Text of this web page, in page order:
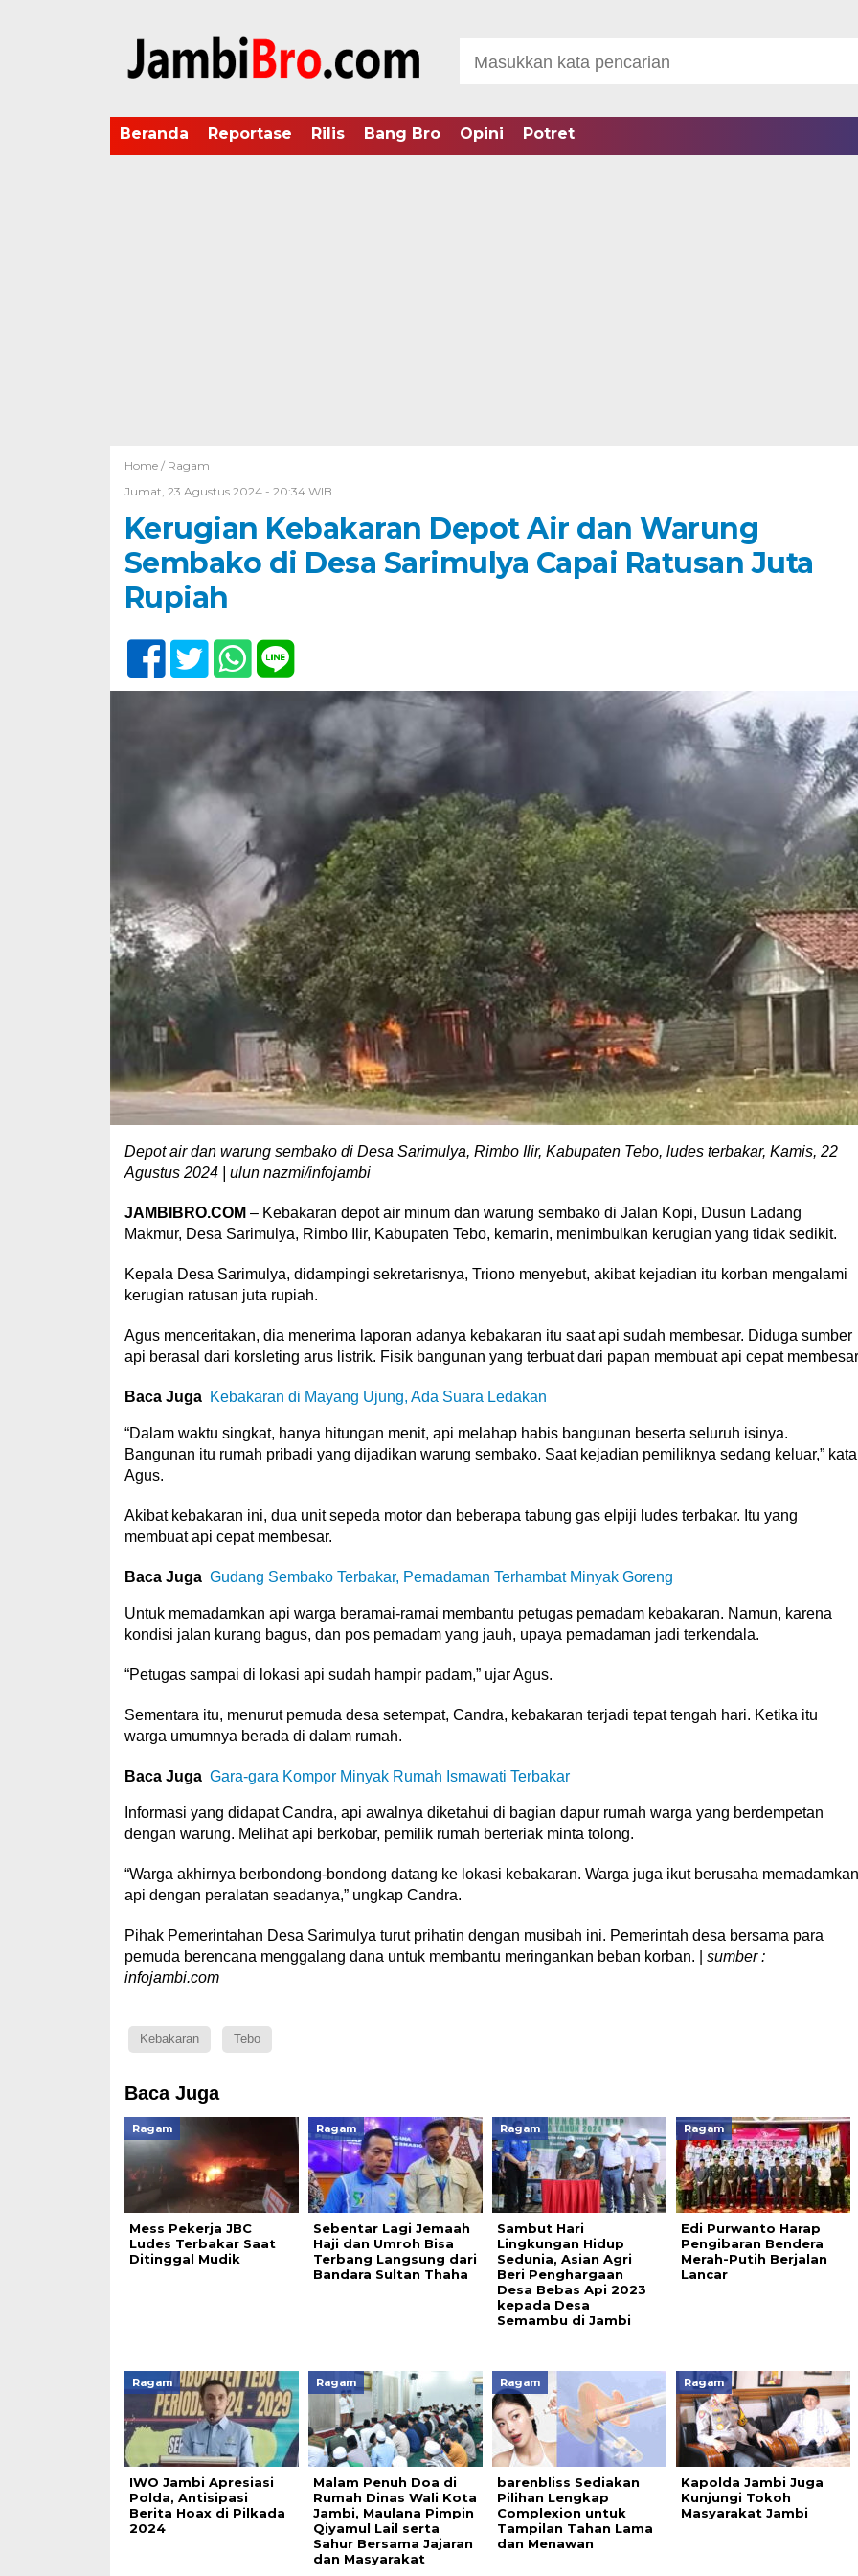
Beranda Reportase Rilis Bang Bro Opini Potret
Home / Ragam
Jumat, 23 Agustus 2024 - 20:34 WIB
Kerugian Kebakaran Depot Air dan Warung
Sembako di Desa Sarimulya Capai Ratusan Juta
Rupiah
Depot air dan warung sembako di Desa Sarimulya, Rimbo Ilir, Kabupaten Tebo, ludes terbakar, Kamis, 22
Agustus 2024 | ulun nazmi/infojambi
JAMBIBRO.COM – Kebakaran depot air minum dan warung sembako di Jalan Kopi, Dusun Ladang
Makmur, Desa Sarimulya, Rimbo Ilir, Kabupaten Tebo, kemarin, menimbulkan kerugian yang tidak sedikit.
Kepala Desa Sarimulya, didampingi sekretarisnya, Triono menyebut, akibat kejadian itu korban mengalami
kerugian ratusan juta rupiah.
Agus menceritakan, dia menerima laporan adanya kebakaran itu saat api sudah membesar. Diduga sumber
api berasal dari korsleting arus listrik. Fisik bangunan yang terbuat dari papan membuat api cepat
Baca Juga Kebakaran di Mayang Ujung, Ada Suara Ledakan
“Dalam waktu singkat, hanya hitungan menit, api melahap habis bangunan beserta seluruh isinya.
Bangunan itu rumah pribadi yang dijadikan warung sembako. Saat kejadian pemiliknya sedang keluar,” kata
Agus.
Akibat kebakaran ini, dua unit sepeda motor dan beberapa tabung gas elpiji ludes terbakar. Itu yang
membuat api cepat membesar.
Baca Juga Gudang Sembako Terbakar, Pemadaman Terhambat Minyak Goreng
Untuk memadamkan api warga beramai-ramai membantu petugas pemadam kebakaran. Namun, karena
kondisi jalan kurang bagus, dan pos pemadam yang jauh, upaya pemadaman jadi terkendala.
“Petugas sampai di lokasi api sudah hampir padam,” ujar Agus.
Sementara itu, menurut pemuda desa setempat, Candra, kebakaran terjadi tepat tengah hari. Ketika itu
warga umumnya berada di dalam rumah.
Baca Juga Gara-gara Kompor Minyak Rumah Ismawati Terbakar
Informasi yang didapat Candra, api awalnya diketahui di bagian dapur rumah warga yang berdempetan
dengan warung. Melihat api berkobar, pemilik rumah berteriak minta tolong.
“Warga akhirnya berbondong-bondong datang ke lokasi kebakaran. Warga juga ikut berusaha memadamkan
api dengan peralatan seadanya,” ungkap Candra.
Pihak Pemerintahan Desa Sarimulya turut prihatin dengan musibah ini. Pemerintah desa bersama para
pemuda berencana menggalang dana untuk membantu meringankan beban korban. | sumber :
infojambi.com
Kebakaran Tebo
Baca Juga
Ragam
Mess Pekerja JBC
Ludes Terbakar Saat
Ditinggal Mudik
Ragam
Sebentar Lagi Jemaah
Haji dan Umroh Bisa
Terbang Langsung dari
Bandara Sultan Thaha
Ragam
Sambut Hari
Lingkungan Hidup
Sedunia, Asian Agri
Beri Penghargaan
Desa Bebas Api 2023
kepada Desa
Semambu di Jambi
Ragam
Edi Purwanto Harap
Pengibaran Bendera
Merah-Putih Berjalan
Lancar
Ragam
IWO Jambi Apresiasi
Polda, Antisipasi
Berita Hoax di Pilkada
2024
Ragam
Malam Penuh Doa di
Rumah Dinas Wali Kota
Jambi, Maulana Pimpin
Qiyamul Lail serta
Sahur Bersama Jajaran
dan Masyarakat
Ragam
barenbliss Sediakan
Pilihan Lengkap
Complexion untuk
Tampilan Tahan Lama
dan Menawan
Ragam
Kapolda Jambi Juga
Kunjungi Tokoh
Masyarakat Jambi